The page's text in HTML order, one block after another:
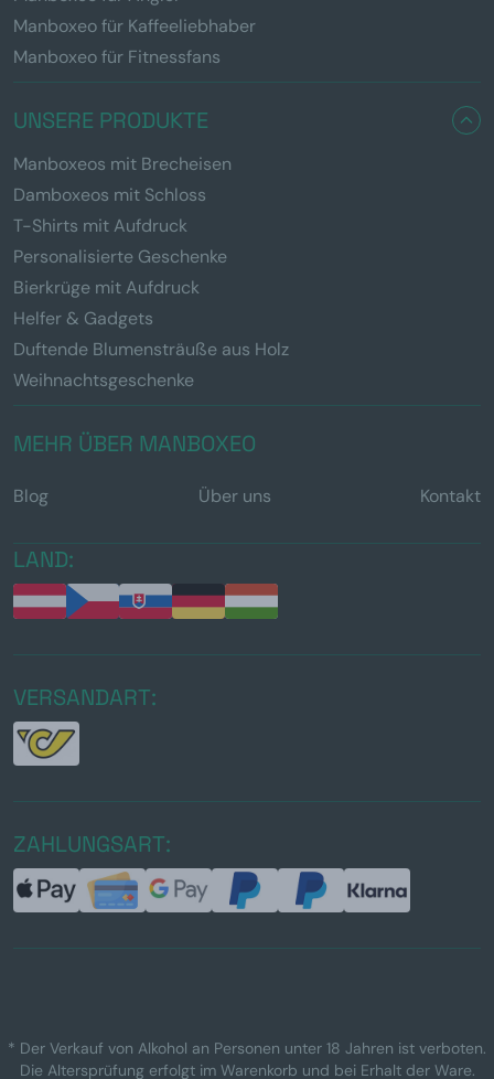
Manboxeo für Kaffeeliebhaber
Manboxeo für Fitnessfans
UNSERE PRODUKTE
Manboxeos mit Brecheisen
Damboxeos mit Schloss
T-Shirts mit Aufdruck
Personalisierte Geschenke
Bierkrüge mit Aufdruck
Helfer & Gadgets
Duftende Blumensträuße aus Holz
Weihnachtsgeschenke
MEHR ÜBER MANBOXEO
Blog Über uns Kontakt
LAND:
VERSANDART:
ZAHLUNGSART:
* Der Verkauf von Alkohol an Personen unter 18 Jahren ist verboten.
Die Altersprüfung erfolgt im Warenkorb und bei Erhalt der Ware.